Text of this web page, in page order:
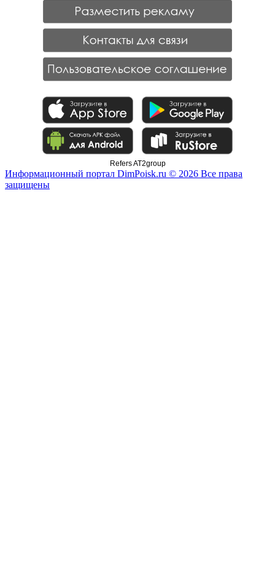
Refers AT2group
Информационный портал DimPoisk.ru © 2026 Все права
защищены